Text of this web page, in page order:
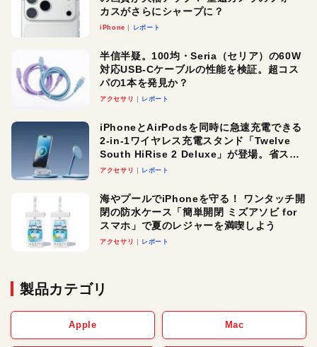
カスがさらにシャープに？
iPhone レポート
半信半疑。100均・Seria（セリア）の60W
対応USB-Cケーブルの性能を検証。超コス
パの1本を発見か？
アクセサリ レポート
iPhoneとAirPodsを同時に急速充電できる
2-in-1ワイヤレス充電スタンド「Twelve
South HiRise 2 Deluxe」が登場。省スペ
ースでおしゃれに充電したい人にオスス
アクセサリ レポート
海やプールでiPhoneを守る！ ワンタッチ開
閉の防水ケース「簡単開閉 ミズアソビ for
スマホ」で夏のレジャーを満喫しよう
アクセサリ レポート
製品カテゴリ
Apple Mac